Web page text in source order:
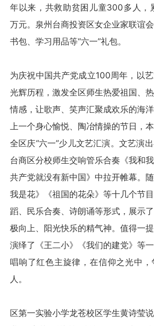
年以来，共救助贫困儿童300多人，
万元。泉州台商投资区女企业家联谊
书包、学习用品等“六一”礼包。
为庆祝中国共产党成立100周年，以
光辉历程，激发全区师生热爱祖国、
情感，让歌声、笑声汇聚成欢乐的海
上一个身心愉悦、陶冶情操的节日，
全区庆“六一”少儿文艺汇演。文艺演
台商区分校师生交响管乐合奏《我和
共产党就没有新中国》中拉开帷幕。
我是花》《祖国的花朵》等十几个节
蹈、民乐合奏、诗朗诵等形式，展示
极向上、阳光快乐的精气神。值得一
演绎了《王二小》《我们的建党》等
唱响了红色主旋律，在信仰之光中
人。
区第一实验小学龙苍校区学生黄诗莹